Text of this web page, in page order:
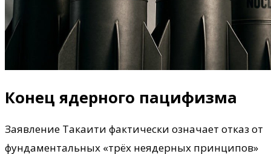
Конец ядерного пацифизма
Заявление Такаити фактически означает отказ от
фундаментальных «трёх неядерных принципов»